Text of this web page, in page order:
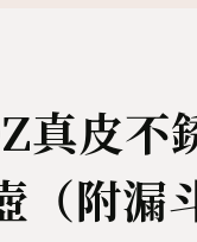
真皮不
（附漏